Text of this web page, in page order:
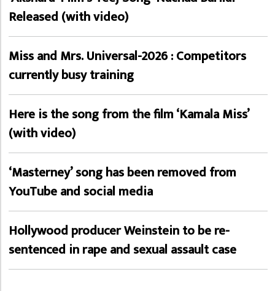
Released (with video)
Miss and Mrs. Universal-2026 : Competitors
currently busy training
Here is the song from the film ‘Kamala Miss’
(with video)
‘Masterney’ song has been removed from
YouTube and social media
Hollywood producer Weinstein to be re-
sentenced in rape and sexual assault case